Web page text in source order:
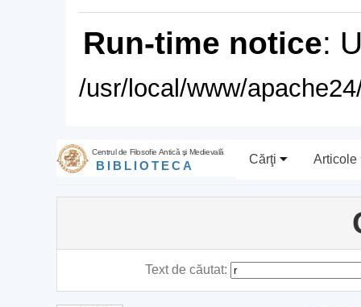
Run-time notice:
/usr/local/www/
Centrul de Filosofie Antică şi Medievală
BIBLIOTECA Cărţi Articole
Text de căutat: